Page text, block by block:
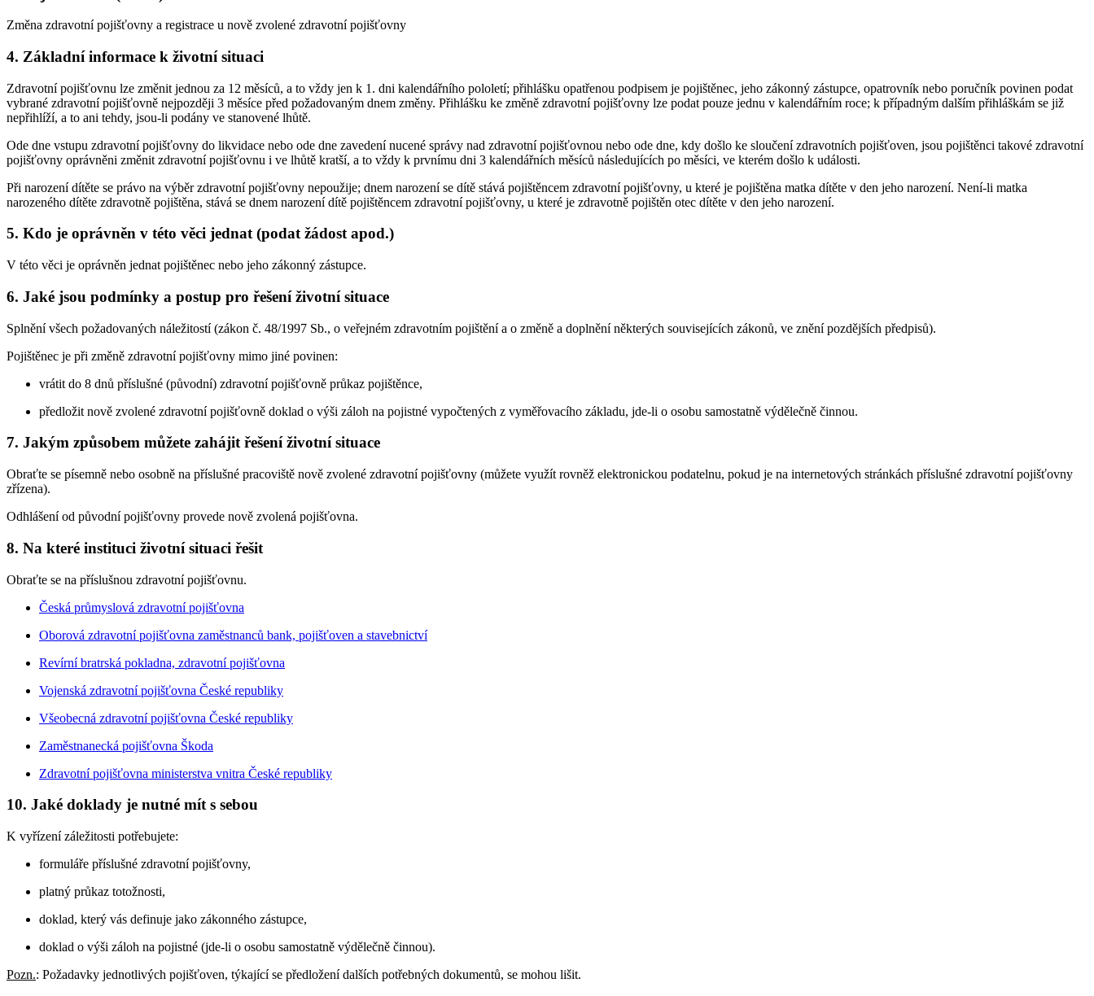
Změna zdravotní pojišťovny a registrace u nově zvolené zdravotní pojišťovny
4. Základní informace k životní situaci
Zdravotní pojišťovnu lze změnit jednou za 12 měsíců, a to vždy jen k 1. dni kalendářního pololetí; přihlášku opatřenou podpisem je pojištěnec, jeho zákonný zástupce, opatrovník nebo poručník povinen podat
vybrané zdravotní pojišťovně nejpozději 3 měsíce před požadovaným dnem změny. Přihlášku ke změně zdravotní pojišťovny lze podat pouze jednu v kalendářním roce; k případným dalším přihláškám se již
nepřihlíží, a to ani tehdy, jsou-li podány ve stanovené lhůtě.
Ode dne vstupu zdravotní pojišťovny do likvidace nebo ode dne zavedení nucené správy nad zdravotní pojišťovnou nebo ode dne, kdy došlo ke sloučení zdravotních pojišťoven, jsou pojištěnci takové zdravotní
pojišťovny oprávněni změnit zdravotní pojišťovnu i ve lhůtě kratší, a to vždy k prvnímu dni 3 kalendářních měsíců následujících po měsíci, ve kterém došlo k události.
Při narození dítěte se právo na výběr zdravotní pojišťovny nepoužije; dnem narození se dítě stává pojištěncem zdravotní pojišťovny, u které je pojištěna matka dítěte v den jeho narození. Není-li matka
narozeného dítěte zdravotně pojištěna, stává se dnem narození dítě pojištěncem zdravotní pojišťovny, u které je zdravotně pojištěn otec dítěte v den jeho narození.
5. Kdo je oprávněn v této věci jednat (podat žádost apod.)
V této věci je oprávněn jednat pojištěnec nebo jeho zákonný zástupce.
6. Jaké jsou podmínky a postup pro řešení životní situace
Splnění všech požadovaných náležitostí (zákon č. 48/1997 Sb., o veřejném zdravotním pojištění a o změně a doplnění některých souvisejících zákonů, ve znění pozdějších předpisů).
Pojištěnec je při změně zdravotní pojišťovny mimo jiné povinen:
vrátit do 8 dnů příslušné (původní) zdravotní pojišťovně průkaz pojištěnce,
předložit nově zvolené zdravotní pojišťovně doklad o výši záloh na pojistné vypočtených z vyměřovacího základu, jde-li o osobu samostatně výdělečně činnou.
7. Jakým způsobem můžete zahájit řešení životní situace
Obraťte se písemně nebo osobně na příslušné pracoviště nově zvolené zdravotní pojišťovny (můžete využít rovněž elektronickou podatelnu, pokud je na internetových stránkách příslušné zdravotní pojišťovny
zřízena).
Odhlášení od původní pojišťovny provede nově zvolená pojišťovna.
8. Na které instituci životní situaci řešit
Obraťte se na příslušnou zdravotní pojišťovnu.
Česká průmyslová zdravotní pojišťovna
Oborová zdravotní pojišťovna zaměstnanců bank, pojišťoven a stavebnictví
Revírní bratrská pokladna, zdravotní pojišťovna
Vojenská zdravotní pojišťovna České republiky
Všeobecná zdravotní pojišťovna České republiky
Zaměstnanecká pojišťovna Škoda
Zdravotní pojišťovna ministerstva vnitra České republiky
10. Jaké doklady je nutné mít s sebou
K vyřízení záležitosti potřebujete:
formuláře příslušné zdravotní pojišťovny,
platný průkaz totožnosti,
doklad, který vás definuje jako zákonného zástupce,
doklad o výši záloh na pojistné (jde-li o osobu samostatně výdělečně činnou).
Pozn.: Požadavky jednotlivých pojišťoven, týkající se předložení dalších potřebných dokumentů, se mohou lišit.